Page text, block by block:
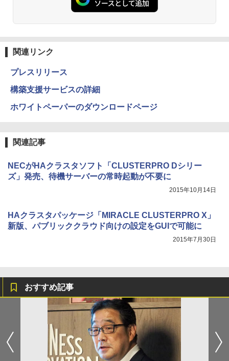
関連リンク
プレスリリース
構築支援サービスの詳細
ホワイトペーパーのダウンロードページ
関連記事
NECがHAクラスタソフト「CLUSTERPRO Dシリー
ズ」発売、待機サーバーの常時起動が不要に
2015年10月14日
HAクラスタパッケージ「MIRACLE CLUSTERPRO X」
新版、パブリッククラウド向けの設定をGUIで可能に
2015年7月30日
おすすめ記事